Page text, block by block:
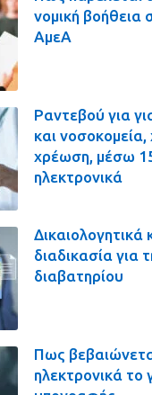
νομική βοήθεια
ΑμεΑ
Ραντεβού για
και νοσοκομεία,
χρέωση, μέσω
ηλεκτρονικά
Δικαιολογητικά
διαδικασία για
διαβατηρίου
Πως
ηλεκτρονικά το